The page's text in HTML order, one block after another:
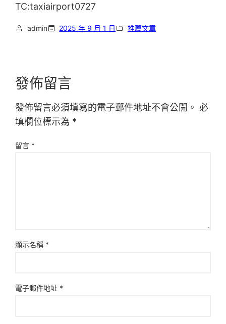
TC:taxiairport0727
admin 2025 年 9 月 1 日 推薦文章
發佈留言
發佈留言必須填寫的電子郵件地址不會公開。 必
填欄位標示為 *
留言 *
顯示名稱 *
電子郵件地址 *